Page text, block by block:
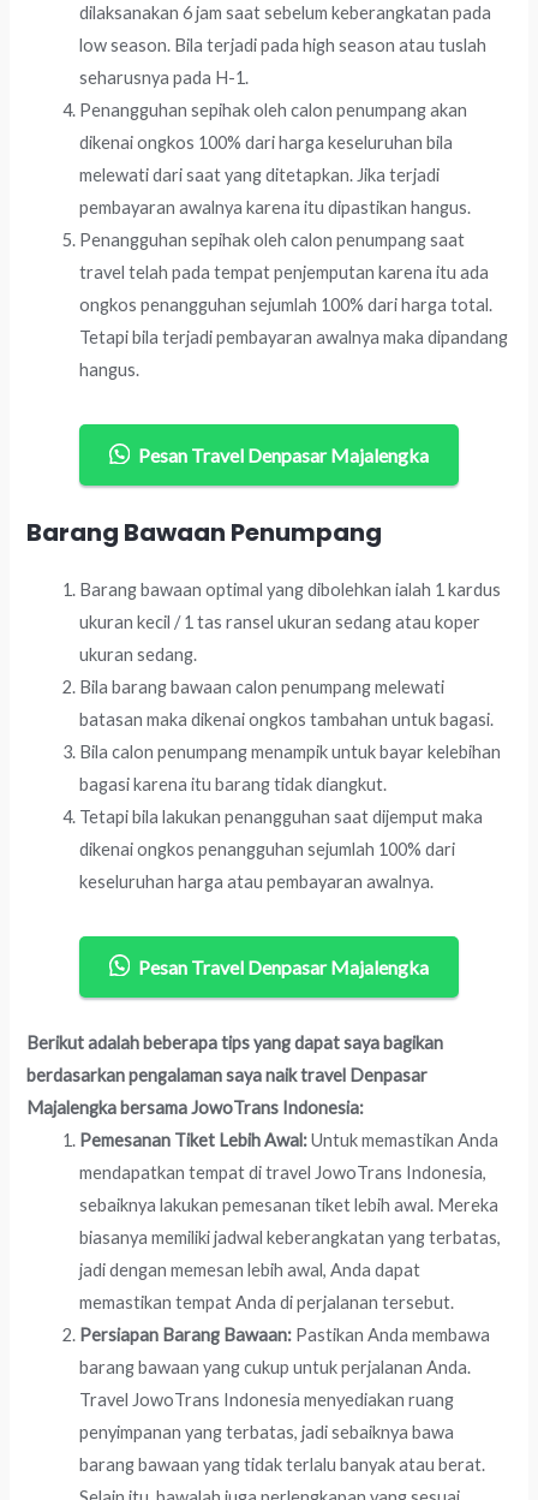
dilaksanakan 6 jam saat sebelum keberangkatan pada
low season. Bila terjadi pada high season atau tuslah
seharusnya pada H-1.
Penangguhan sepihak oleh calon penumpang akan
dikenai ongkos 100% dari harga keseluruhan bila
melewati dari saat yang ditetapkan. Jika terjadi
pembayaran awalnya karena itu dipastikan hangus.
Penangguhan sepihak oleh calon penumpang saat
travel telah pada tempat penjemputan karena itu ada
ongkos penangguhan sejumlah 100% dari harga total.
Tetapi bila terjadi pembayaran awalnya maka dipandang
hangus.
Pesan Travel Denpasar Majalengka
Barang Bawaan Penumpang
Barang bawaan optimal yang dibolehkan ialah 1 kardus
ukuran kecil / 1 tas ransel ukuran sedang atau koper
ukuran sedang.
Bila barang bawaan calon penumpang melewati
batasan maka dikenai ongkos tambahan untuk bagasi.
Bila calon penumpang menampik untuk bayar kelebihan
bagasi karena itu barang tidak diangkut.
Tetapi bila lakukan penangguhan saat dijemput maka
dikenai ongkos penangguhan sejumlah 100% dari
keseluruhan harga atau pembayaran awalnya.
Pesan Travel Denpasar Majalengka
Berikut adalah beberapa tips yang dapat saya bagikan
berdasarkan pengalaman saya naik travel Denpasar
Majalengka bersama JowoTrans Indonesia:
Pemesanan Tiket Lebih Awal:Untuk memastikan Anda
mendapatkan tempat di travel JowoTrans Indonesia,
sebaiknya lakukan pemesanan tiket lebih awal. Mereka
biasanya memiliki jadwal keberangkatan yang terbatas,
jadi dengan memesan lebih awal, Anda dapat
memastikan tempat Anda di perjalanan tersebut.
Persiapan Barang Bawaan: Pastikan Anda membawa
barang bawaan yang cukup untuk perjalanan Anda.
Travel JowoTrans Indonesia menyediakan ruang
penyimpanan yang terbatas, jadi sebaiknya bawa
barang bawaan yang tidak terlalu banyak atau berat.